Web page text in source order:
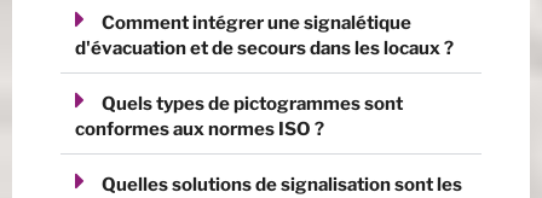
Comment intégrer une signalétique
d'évacuation et de secours dans les locaux ?
Quels types de pictogrammes sont
conformes aux normes ISO ?
Quelles solutions de signalisation sont les